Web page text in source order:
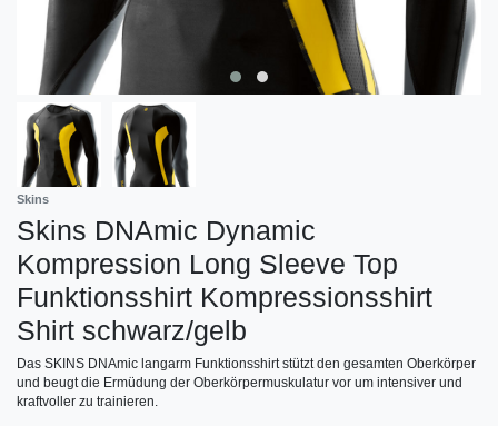
Skins
Skins DNAmic Dynamic
Kompression Long Sleeve Top
Funktionsshirt Kompressionsshirt
Shirt schwarz/gelb
Das SKINS DNAmic langarm Funktionsshirt stützt den gesamten Oberkörper
und beugt die Ermüdung der Oberkörpermuskulatur vor um intensiver und
kraftvoller zu trainieren.